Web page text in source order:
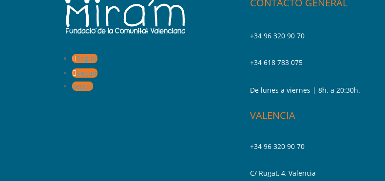
Seguir
Seguir
Seguir
CONTACTO GENERAL
+34 96 320 90 70
+34 618 783 075
De lunes a viernes | 8h. a 20:30h.
VALENCIA
+34 96 320 90 70
C/ Rugat, 4, Valencia